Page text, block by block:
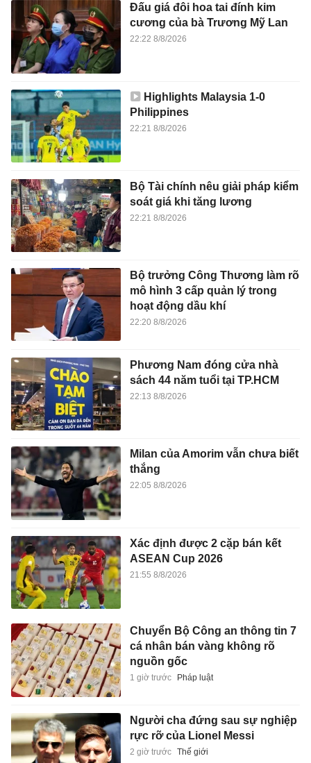
Đấu giá đôi hoa tai đính kim
cương của bà Trương Mỹ Lan
22:22 8/8/2026
Highlights Malaysia 1-0
Philippines
22:21 8/8/2026
Bộ Tài chính nêu giải pháp kiểm
soát giá khi tăng lương
22:21 8/8/2026
Bộ trưởng Công Thương làm rõ
mô hình 3 cấp quản lý trong
hoạt động dầu khí
22:20 8/8/2026
Phương Nam đóng cửa nhà
sách 44 năm tuổi tại TP.HCM
22:13 8/8/2026
Milan của Amorim vẫn chưa biết
thắng
22:05 8/8/2026
Xác định được 2 cặp bán kết
ASEAN Cup 2026
21:55 8/8/2026
Chuyển Bộ Công an thông tin 7
cá nhân bán vàng không rõ
nguồn gốc
1 giờ trước Pháp luật
Người cha đứng sau sự nghiệp
rực rỡ của Lionel Messi
2 giờ trước Thế giới